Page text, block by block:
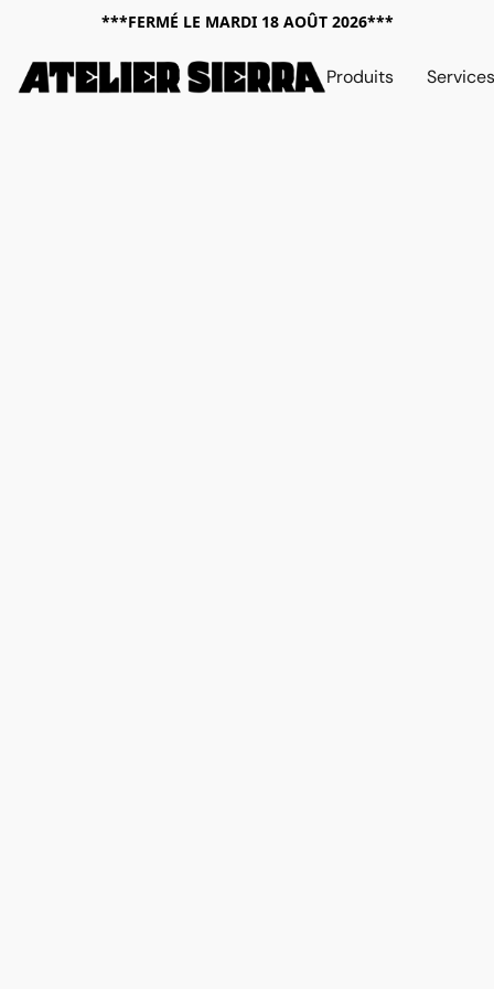
***FERMÉ LE MARDI 18 AOÛT 2026***
Produits Services